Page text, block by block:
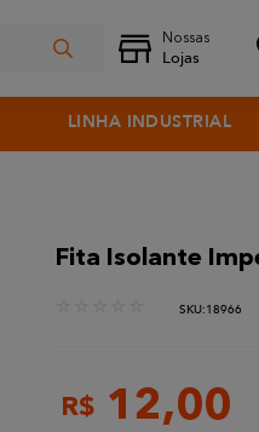
LINHA INDUSTRIAL
Fita Isolante
:18966
R$ 12,00